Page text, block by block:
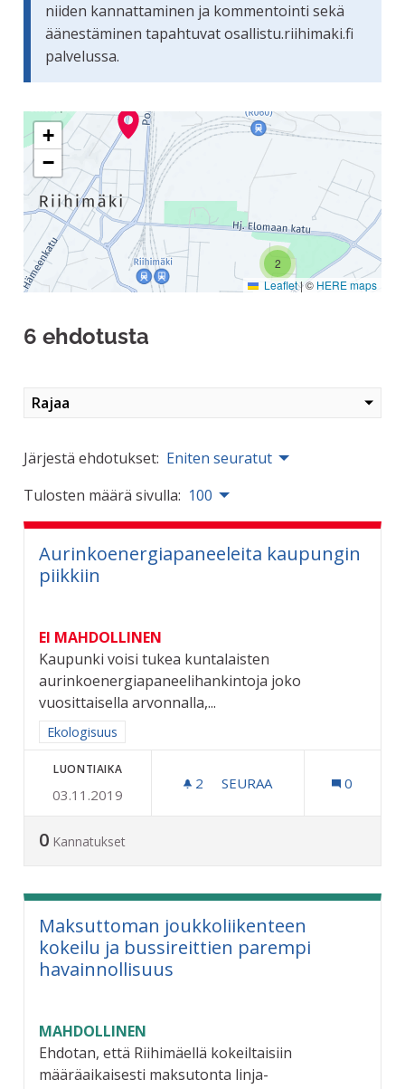
niiden kannattaminen ja kommentointi sekä
äänestäminen tapahtuvat osallistu.riihimaki.fi
palvelussa.
Seuraavassa elementissä on kartta, joka esittää
2
+
−
Leaflet|© HERE maps
6 ehdotusta
Rajaa
Järjestä ehdotukset: Eniten seuratut
Tulosten määrä sivulla: 100
Aurinkoenergiapaneeleita kaupungin
piikkiin
EI MAHDOLLINEN
Kaupunki voisi tukea kuntalaisten
aurinkoenergiapaneelihankintoja joko
vuosittaisella arvonnalla,...
Rajaa tulokset aihepiirin mukaan: Ekologisuus
Ekologisuus
LUONTIAIKA
03.11.2019
2 2 SEURAAJAA
SEURAA 0
0 Kannatukset
Maksuttoman joukkoliikenteen
kokeilu ja bussireittien parempi
havainnollisuus
MAHDOLLINEN
Ehdotan, että Riihimäellä kokeiltaisiin
määräaikaisesti maksutonta linja-